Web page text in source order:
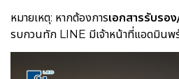
หมายเหตุ: หากต้องการเอกสารรับร
รบกวนทัก LINE มีเจ้าหน้าที่แอดมินพ